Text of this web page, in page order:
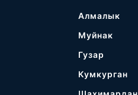
Алмалык
Муйнак
Гузар
Кумкурган